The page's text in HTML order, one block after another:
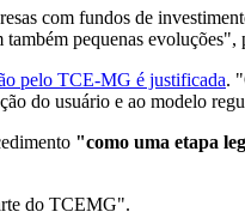
com fundos de
pequenas evoluções",
pelo TCE-MG é justificada.
do usuário e ao modelo
"como uma etapa
do TCEMG".